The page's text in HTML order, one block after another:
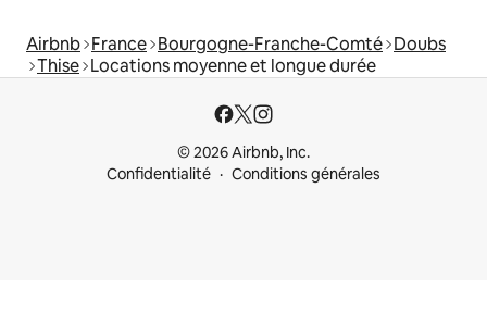
Airbnb France Bourgogne-Franche-Comté Doubs
Thise Locations moyenne et longue durée
© 2026 Airbnb, Inc.
Confidentialité
Conditions générales